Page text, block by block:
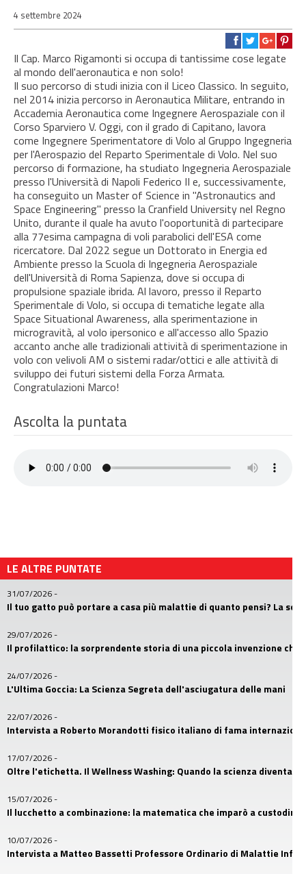
4 settembre 2024
Il Cap. Marco Rigamonti si occupa di tantissime cose legate
al mondo dell'aeronautica e non solo!
Il suo percorso di studi inizia con il Liceo Classico. In seguito,
nel 2014 inizia percorso in Aeronautica Militare, entrando in
Accademia Aeronautica come Ingegnere Aerospaziale con il
Corso Sparviero V. Oggi, con il grado di Capitano, lavora
come Ingegnere Sperimentatore di Volo al Gruppo Ingegneria
per l'Aerospazio del Reparto Sperimentale di Volo. Nel suo
percorso di formazione, ha studiato Ingegneria Aerospaziale
presso l'Università di Napoli Federico II e, successivamente,
ha conseguito un Master of Science in "Astronautics and
Space Engineering" presso la Cranfield University nel Regno
Unito, durante il quale ha avuto l'ooportunità di partecipare
alla 77esima campagna di voli parabolici dell'ESA come
ricercatore. Dal 2022 segue un Dottorato in Energia ed
Ambiente presso la Scuola di Ingegneria Aerospaziale
dell'Università di Roma Sapienza, dove si occupa di
propulsione spaziale ibrida. Al lavoro, presso il Reparto
Sperimentale di Volo, si occupa di tematiche legate alla
Space Situational Awareness, alla sperimentazione in
microgravità, al volo ipersonico e all'accesso allo Spazio
accanto anche alle tradizionali attività di sperimentazione in
volo con velivoli AM o sistemi radar/ottici e alle attività di
sviluppo dei futuri sistemi della Forza Armata.
Congratulazioni Marco!
Ascolta la puntata
LE ALTRE PUNTATE
31/07/2026-
Il tuo gatto può portare a casa più malattie di quanto pensi? La
29/07/2026-
Il profilattico: la sorprendente storia di una piccola invenzione
24/07/2026-
L'Ultima Goccia: La Scienza Segreta dell'asciugatura delle mani
22/07/2026-
Intervista a Roberto Morandotti fisico italiano di fama
17/07/2026-
Oltre l'etichetta. Il Wellness Washing: Quando la scienza diventa
15/07/2026-
Il lucchetto a combinazione: la matematica che imparò a custodire
10/07/2026-
Intervista a Matteo Bassetti Professore Ordinario di Malattie